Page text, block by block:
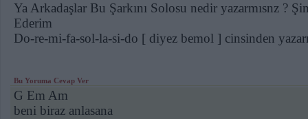
Ya Arkadaşlar Bu Şarkını Solosu nedir yazarmısnz ?
Ederim
Do-re-mi-fa-sol-la-si-do [ diyez bemol ] cinsinden
Bu Yoruma Cevap Ver
G Em Am
beni biraz anlasana